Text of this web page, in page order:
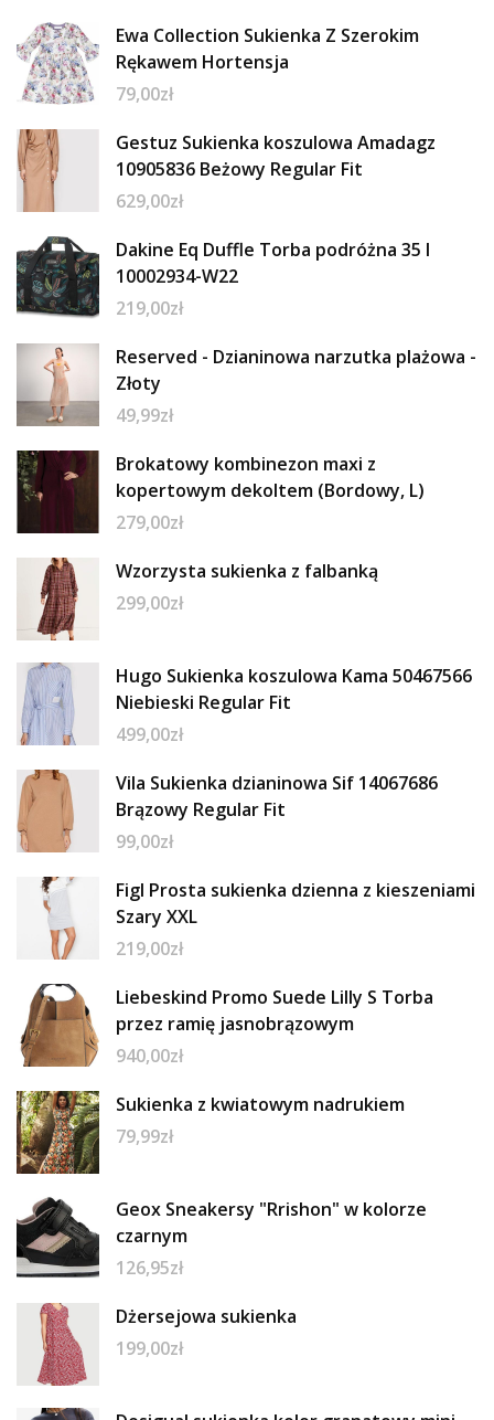
Ewa Collection Sukienka Z Szerokim
Rękawem Hortensja
79,00zł
Gestuz Sukienka koszulowa Amadagz
10905836 Beżowy Regular Fit
629,00zł
Dakine Eq Duffle Torba podróżna 35 l
10002934-W22
219,00zł
Reserved - Dzianinowa narzutka plażowa -
Złoty
49,99zł
Brokatowy kombinezon maxi z
kopertowym dekoltem (Bordowy, L)
279,00zł
Wzorzysta sukienka z falbanką
299,00zł
Hugo Sukienka koszulowa Kama 50467566
Niebieski Regular Fit
499,00zł
Vila Sukienka dzianinowa Sif 14067686
Brązowy Regular Fit
99,00zł
Figl Prosta sukienka dzienna z kieszeniami
Szary XXL
219,00zł
Liebeskind Promo Suede Lilly S Torba
przez ramię jasnobrązowym
940,00zł
Sukienka z kwiatowym nadrukiem
79,99zł
Geox Sneakersy "Rrishon" w kolorze
czarnym
126,95zł
Dżersejowa sukienka
199,00zł